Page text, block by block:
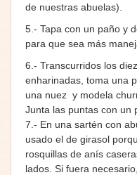
de nuestras abuelas).
5.- Tapa con un paño y
para que sea más
6.- Transcurridos los
enharinadas, toma una
una nuez y modela
Junta las puntas con un
7.- En una sartén con
usado el de girasol
rosquillas de anís
lados. Si fuera